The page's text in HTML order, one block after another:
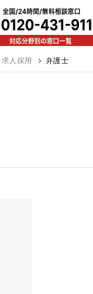
神戸 福岡
求人採用 弁護士